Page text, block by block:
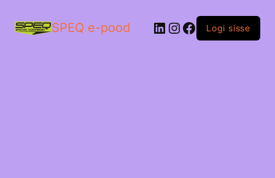
SPEQ e-pood LinkedIn
Instagram
Facebook
Logi sisse